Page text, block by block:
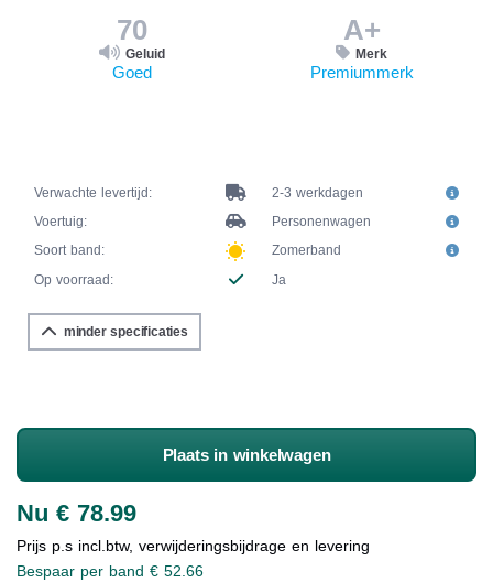
70
Geluid
Goed
A+
Merk
Premiummerk
Verwachte levertijd:
2-3 werkdagen
Voertuig:
Personenwagen
Soort band:
Zomerband
Op voorraad:
Ja
minder specificaties
Plaats in winkelwagen
Nu € 78.99
Prijs p.s incl.btw, verwijderingsbijdrage en levering
Bespaar per band € 52.66